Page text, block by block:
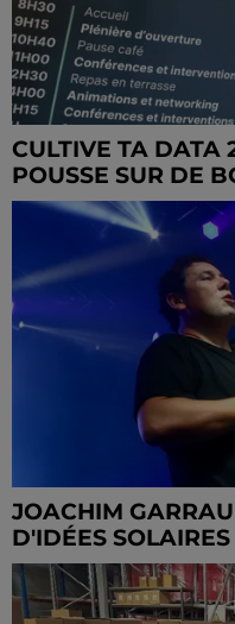
CULTIVE TA DATA
POUSSE SUR DE
JOACHIM
D'IDÉES SOLAIRES